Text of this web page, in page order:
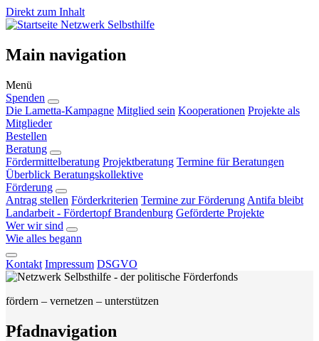
Direkt zum Inhalt
Netzwerk Selbsthilfe
Main navigation
Menü
Spenden
Die Lametta-Kampagne Mitglied sein Kooperationen Projekte als
Mitglieder
Bestellen
Beratung
Fördermittelberatung Projektberatung Termine für Beratungen
Überblick Beratungskollektive
Förderung
Antrag stellen Förderkriterien Termine zur Förderung Antifa bleibt
Landarbeit - Fördertopf Brandenburg Geförderte Projekte
Wer wir sind
Wie alles begann
Kontakt Impressum DSGVO
fördern – vernetzen – unterstützen
Pfadnavigation